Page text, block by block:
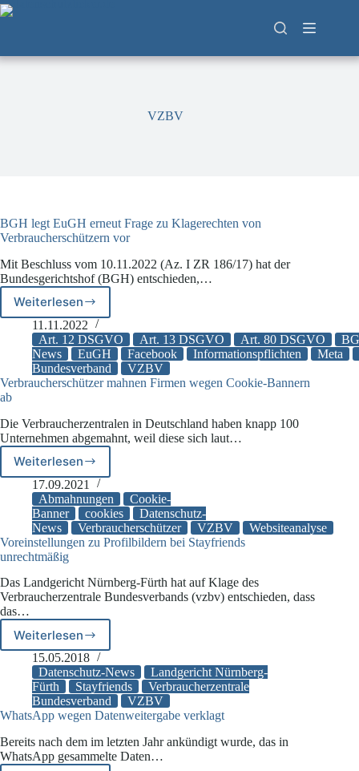
Zum
Inhalt
VZBV
BGH legt EuGH erneut Frage zu Klagerechten von
Verbraucherschützern vor
Mit Beschluss vom 10.11.2022 (Az. I ZR 186/17) hat der
Bundesgerichtshof (BGH) entschieden,…
Weiterlesen
BGH
legt
EuGH
erneut
Frage
zu
Verbraucherschützern
vor
11.11.2022
Art. 12 DSGVO
Art. 13 DSGVO Art. 80 DSGVO
News
EuGH Facebook Informationspflichten
Meta
Bundesverband
VZBV
Verbraucherschützer mahnen Firmen wegen Cookie-Bannern
ab
Die Verbraucherzentralen in Deutschland haben knapp 100
Unternehmen abgemahnt, weil diese sich laut…
WeiterlesenVerbraucherschützer
mahnen
Firmen
wegen
Cookie-
Bannern
ab
17.09.2021
Abmahnungen
Cookie-
Banner
cookies
Datenschutz-
News
Verbraucherschützer VZBV
Websiteanalyse
Voreinstellungen zu Profilbildern bei Stayfriends
unrechtmäßig
Das Landgericht Nürnberg-Fürth hat auf Klage des
Verbraucherzentrale Bundesverbands (vzbv) entschieden, dass
das…
WeiterlesenVoreinstellungen
zu
Profilbildern
bei
Stayfriends
unrechtmäßig
15.05.2018
Datenschutz-News
Landgericht Nürnberg-
Fürth
Stayfriends
Verbraucherzentrale
Bundesverband
VZBV
WhatsApp wegen Datenweitergabe verklagt
Bereits nach dem im letzten Jahr ankündigt wurde, das in
WhatsApp gesammelte Daten…